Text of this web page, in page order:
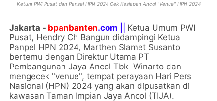
Ketum PWI Pusat dan Pansel HPN 2024 Cek Kesiapan Ancol "Venue" HPN 2024
Jakarta - bpanbanten.com || Ketua Umum PWI
Pusat, Hendry Ch Bangun didampingi Ketua
Panpel HPN 2024, Marthen Slamet Susanto
bertemu dengan Direktur Utama PT
Pembangunan Jaya Ancol Tbk Winarto dan
mengecek "venue", tempat perayaan Hari Pers
Nasional (HPN) 2024 yang akan dipusatkan di
kawasan Taman Impian Jaya Ancol (TIJA).